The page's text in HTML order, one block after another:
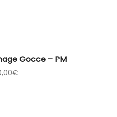
Gocce – PM
€